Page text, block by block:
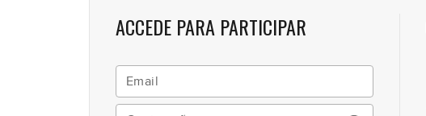
ACCEDE PARA PARTICIPAR